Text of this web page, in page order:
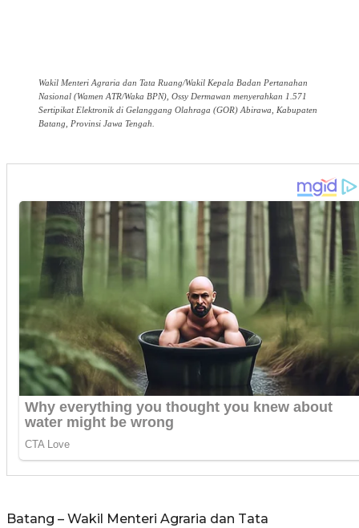
Wakil Menteri Agraria dan Tata Ruang/Wakil Kepala Badan Pertanahan
Nasional (Wamen ATR/Waka BPN), Ossy Dermawan menyerahkan 1.571
Sertipikat Elektronik di Gelanggang Olahraga (GOR) Abirawa, Kabupaten
Batang, Provinsi Jawa Tengah.
Batang – Wakil Menteri Agraria dan Tata